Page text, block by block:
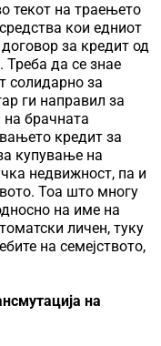
текот на траењето
кои едниот
за кредит од
Треба да се знае
солидарно за
ги направил за
брачната
кредит за
купување на
недвижност, па и
Тоа што многу
на име на
личен, туку
на семејството,
на